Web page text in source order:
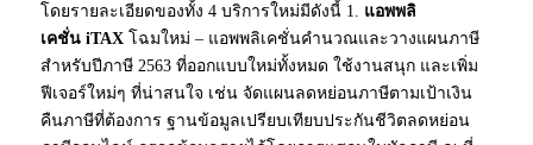
โดยรายละเอียดของทั้ง 4 บริการใหม่มีดังนี้ 1. แอพพลิ
เคชั่น iTAX โฉมใหม่ – แอพพลิเคชั่นคำนวณและวางแผนภาษี
สำหรับปีภาษี 2563 ที่ออกแบบใหม่ทั้งหมด ใช้งานสนุก และเพิ่ม
ฟีเจอร์ใหม่ๆ ที่น่าสนใจ เช่น จัดแผนลดหย่อนภาษีตามเป้าเงิน
คืนภาษีที่ต้องการ ฐานข้อมูลเปรียบเทียบประกันชีวิตลดหย่อน